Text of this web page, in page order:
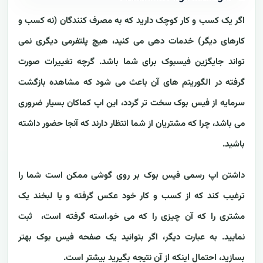
اگر یک کسب و کار کوچک دارید که به مصرف کنندگان (نه کسب و
کارهای دیگر) خدمات دهی می کنید، هیچ پلتفرمی دیگری نمی
تواند جایگزین فیسبوک برای شما باشد. گرچه تغییرات صورت
گرفته در الگوریتم های آن باعث می شود که مشاهده بازگشت
سرمایه از فیس بوک سخت تر گردد، این اپ کماکان بسیار ضروری
می باشد، چرا که مشتریان از شما انتظار دارند که آنجا حضور داشته
باشید.
داشتن اپ رسمی فیس بوک بر روی گوشی ممکن است شما را
ترغیب کند که از کسب و کار خود عکس گرفته و یا لبخند یک
مشتری را که آن چیزی را که می خو.استه گرفته است، ثبت
نمایید. به عبارت دیگر، اگر بتوانید یک صفحه فیس بوک بهتر
بسازید، احتمال اینکه از آن نتیجه بگیرید بیشتر است.